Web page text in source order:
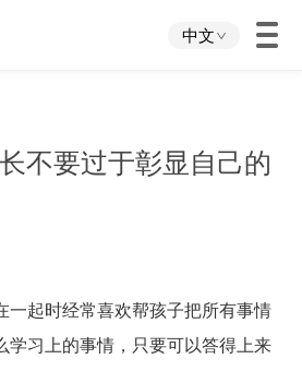
中文
不要过于彰显自己的
起时经常喜欢帮孩子把所有事情
学习上的事情，只要可以答得上来